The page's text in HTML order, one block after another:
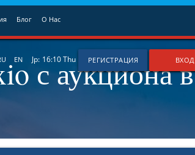
Блог О Нас
Jp: 16:10Thu РЕГИСТРАЦИЯ ВХОД
EN
с аукциона в